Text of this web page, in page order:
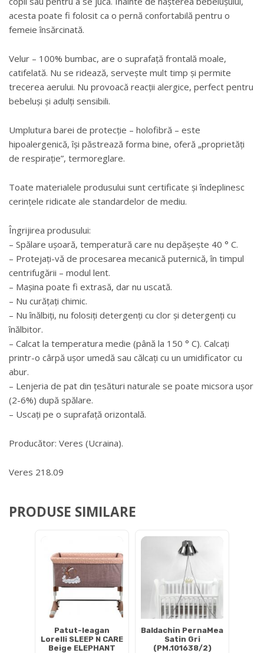
acesta poate fi folosit ca o pernă confortabilă pentru o
femeie însărcinată.
Velur – 100% bumbac, are o suprafață frontală moale,
catifelată. Nu se ridează, servește mult timp și permite
trecerea aerului. Nu provoacă reacții alergice, perfect pentru
bebeluși și adulți sensibili.
Umplutura barei de protecție – holofibră – este
hipoalergenică, își păstrează forma bine, oferă „proprietăți
de respirație”, termoreglare.
Toate materialele produsului sunt certificate și îndeplinesc
cerințele ridicate ale standardelor de mediu.
Îngrijirea produsului:
– Spălare ușoară, temperatură care nu depășește 40 ° C.
– Protejați-vă de procesarea mecanică puternică, în timpul
centrifugării – modul lent.
– Mașina poate fi extrasă, dar nu uscată.
– Nu curățați chimic.
– Nu înălbiți, nu folosiți detergenți cu clor și detergenți cu
înălbitor.
– Calcat la temperatura medie (până la 150 ° C). Calcați
printr-o cârpă ușor umedă sau călcați cu un umidificator cu
abur.
– Lenjeria de pat din țesături naturale se poate micsora ușor
(2-6%) după spălare.
– Uscați pe o suprafață orizontală.
Producător: Veres (Ucraina).
Veres 218.09
PRODUSE SIMILARE
Patut-leagan
Lorelli SLEEP N CARE
Beige ELEPHANT
Baldachin PernaMea
Satin Gri
(PM.101638/2)